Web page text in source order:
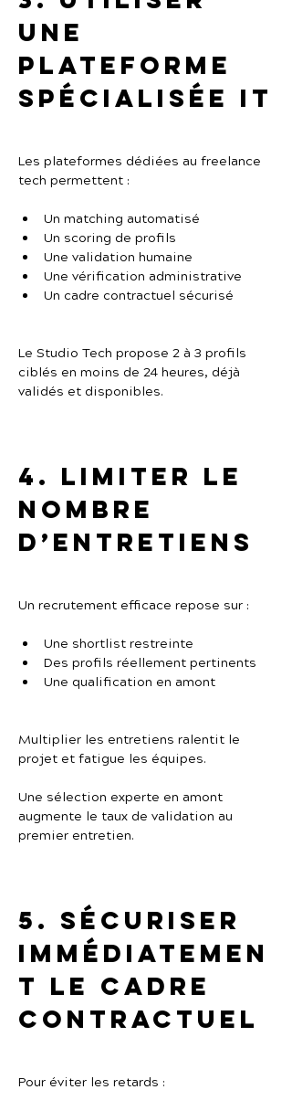
une
plateforme
spécialisée IT
Les plateformes dédiées au freelance
tech permettent :
Un matching automatisé
Un scoring de profils
Une validation humaine
Une vérification administrative
Un cadre contractuel sécurisé
Le Studio Tech propose 2 à 3 profils
ciblés en moins de 24 heures, déjà
validés et disponibles.
4. Limiter le
nombre
d’entretiens
Un recrutement efficace repose sur :
Une shortlist restreinte
Des profils réellement pertinents
Une qualification en amont
Multiplier les entretiens ralentit le
projet et fatigue les équipes.
Une sélection experte en amont
augmente le taux de validation au
premier entretien.
5. Sécuriser
immédiatemen
t le cadre
contractuel
Pour éviter les retards :